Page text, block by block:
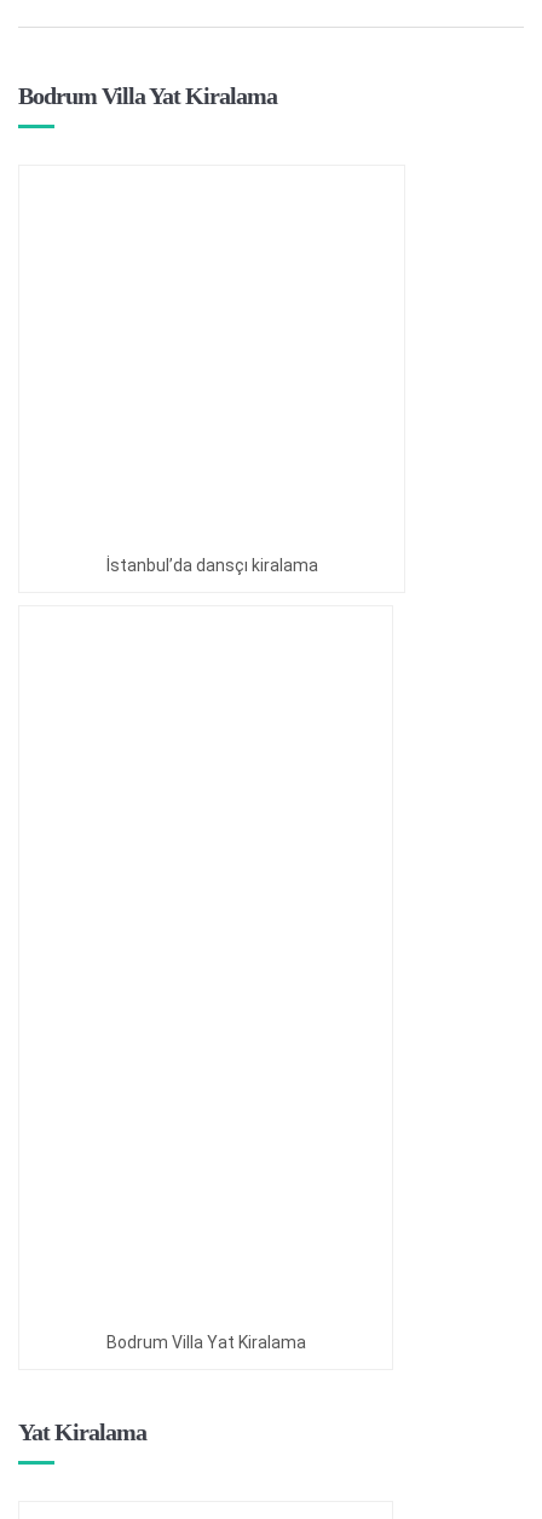
Bodrum Villa Yat Kiralama
İstanbul’da dansçı kiralama
Bodrum Villa Yat Kiralama
Yat Kiralama